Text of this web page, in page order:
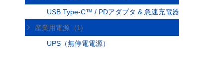
USB Type-C™ / PDアダプタ & 急速充電器
産業用電源
(1)
UPS（無停電電源）